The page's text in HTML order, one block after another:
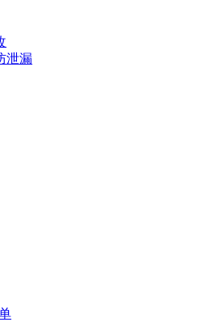
泄漏